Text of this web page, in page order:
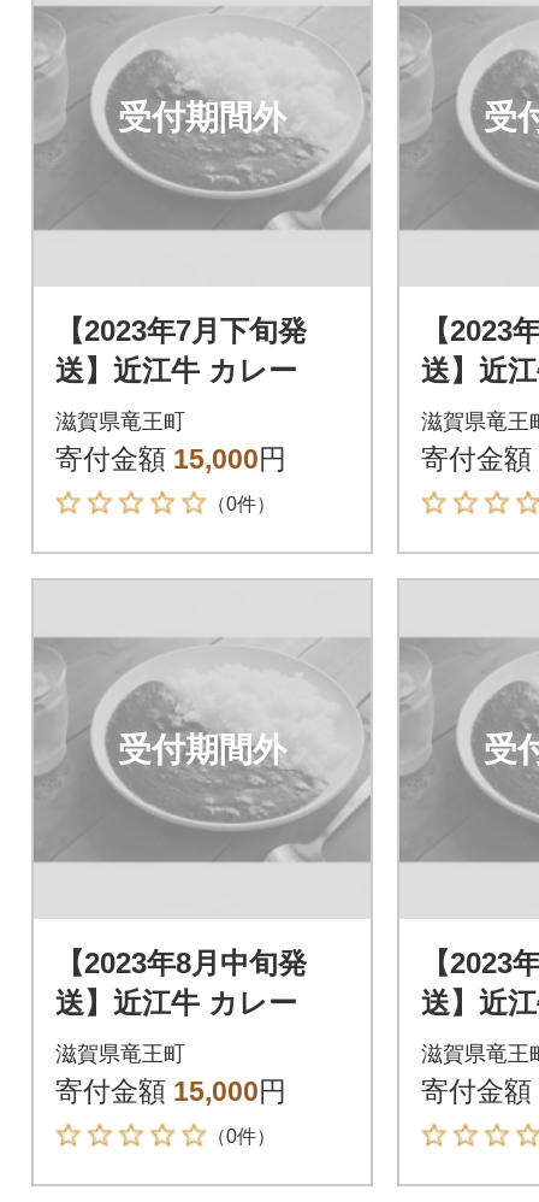
受付期間外
【2023年7月下旬発
送】近江牛 カレー
滋賀県竜王町
寄付金額 15,000円
（0件）
受
【2023
送】近
滋賀県竜王
寄付金額
受付期間外
【2023年8月中旬発
送】近江牛 カレー
滋賀県竜王町
寄付金額 15,000円
（0件）
受
【2023
送】近
滋賀県竜王
寄付金額